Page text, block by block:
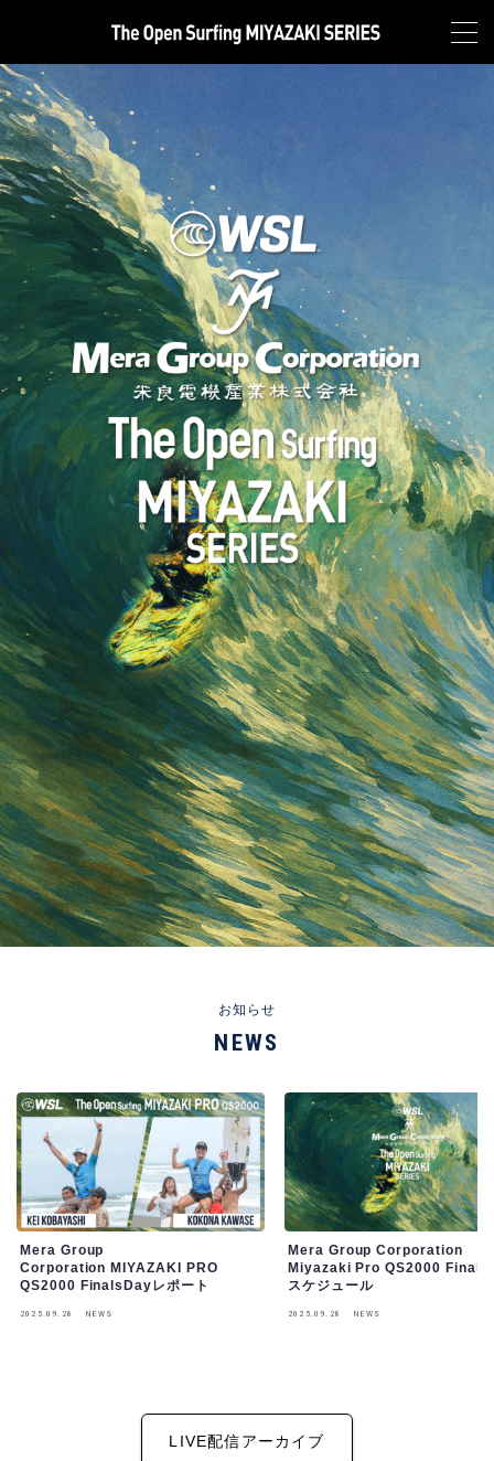
MENU
TOP
NEWS
ABOUT
LIVE
HYUGA PRO Junior LIVE
MIYAZAKI PRO QS2000 LIVE
HEAT&RESULT
HYUGA Junior HEAT&RESULT
MIYAZAKI PRO QS2000 HEAT&RESULT
PHOTO
HYUGA PRO Junior PHOTO
MIYAZAKI PRO QS2000 PHOTO
お知らせ
NEWS
Mera Group
Corporation MIYAZAKI PRO
QS2000 FinalsDayレポート
2025.09.28 NEWS
Mera Group Corporation
Miyazaki Pro QS2000
スケジュール
2025.09.28 NEWS
LIVE配信アーカイブ